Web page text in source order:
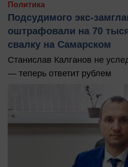
Политика
Подсудимого экс-
оштрафовали на 70
свалку на Самарском
Станислав Калганов не
— теперь ответит рублем